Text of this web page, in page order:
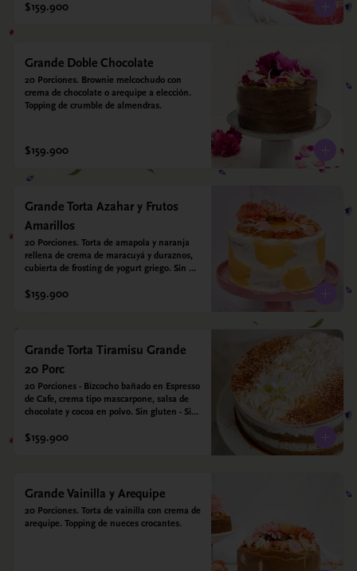
$159.900
Grande Doble Chocolate
20 Porciones. Brownie melcochudo con
crema de chocolate o arequipe a elección.
Topping de crumble de almendras.
$159.900
Grande Torta Azahar y Frutos
Amarillos
20 Porciones. Torta de amapola y naranja
rellena de crema de maracuyá y duraznos,
cubierta de frosting de yogurt griego. Sin
$159.900
Grande Torta Tiramisu Grande
20 Porc
20 Porciones - Bizcocho bañado en Espresso
de Cafe, crema tipo mascarpone, salsa de
chocolate y cocoa en polvo. Sin gluten - Sin
$159.900
Grande Vainilla y Arequipe
20 Porciones. Torta de vainilla con crema de
arequipe. Topping de nueces crocantes.